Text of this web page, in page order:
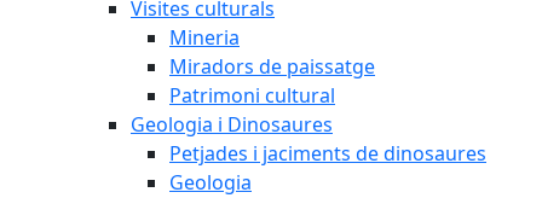
Visites culturals
Mineria
Miradors de paissatge
Patrimoni cultural
Geologia i Dinosaures
Petjades i jaciments de dinosaures
Geologia